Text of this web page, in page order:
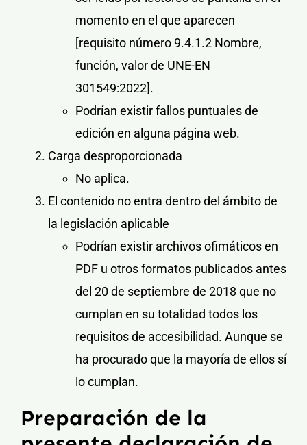
momento en el que aparecen
[requisito número 9.4.1.2 Nombre,
función, valor de UNE-EN
301549:2022].
Podrían existir fallos puntuales de
edición en alguna página web.
Carga desproporcionada
No aplica.
El contenido no entra dentro del ámbito de
la legislación aplicable
Podrían existir archivos ofimáticos en
PDF u otros formatos publicados antes
del 20 de septiembre de 2018 que no
cumplan en su totalidad todos los
requisitos de accesibilidad. Aunque se
ha procurado que la mayoría de ellos sí
lo cumplan.
Preparación de la